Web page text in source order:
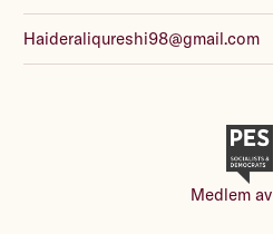
Haideraliqureshi98@gmail.com
Medlem av